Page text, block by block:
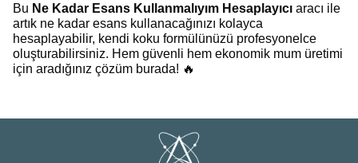
Bu Ne Kadar Esans Kullanmalıyım Hesaplayıcı aracı ile
artık ne kadar esans kullanacağınızı kolayca
hesaplayabilir, kendi koku formülünüzü profesyonelce
oluşturabilirsiniz. Hem güvenli hem ekonomik mum üretimi
için aradığınız çözüm burada! 🔥